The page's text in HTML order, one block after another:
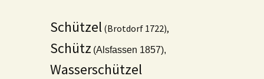
Schützel (Brotdorf 1722),
Schütz (Alsfassen 1857),
Wasserschützel